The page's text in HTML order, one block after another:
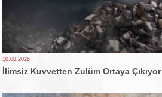
10.08.2026
İlimsiz Kuvvetten Zulüm Ortaya Çıkıyor